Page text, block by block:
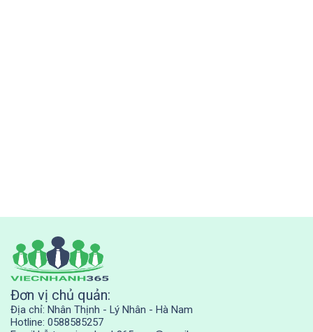
Đơn vị chủ quản:
Địa chỉ: Nhân Thịnh - Lý Nhân - Hà Nam
Hotline: 0588585257